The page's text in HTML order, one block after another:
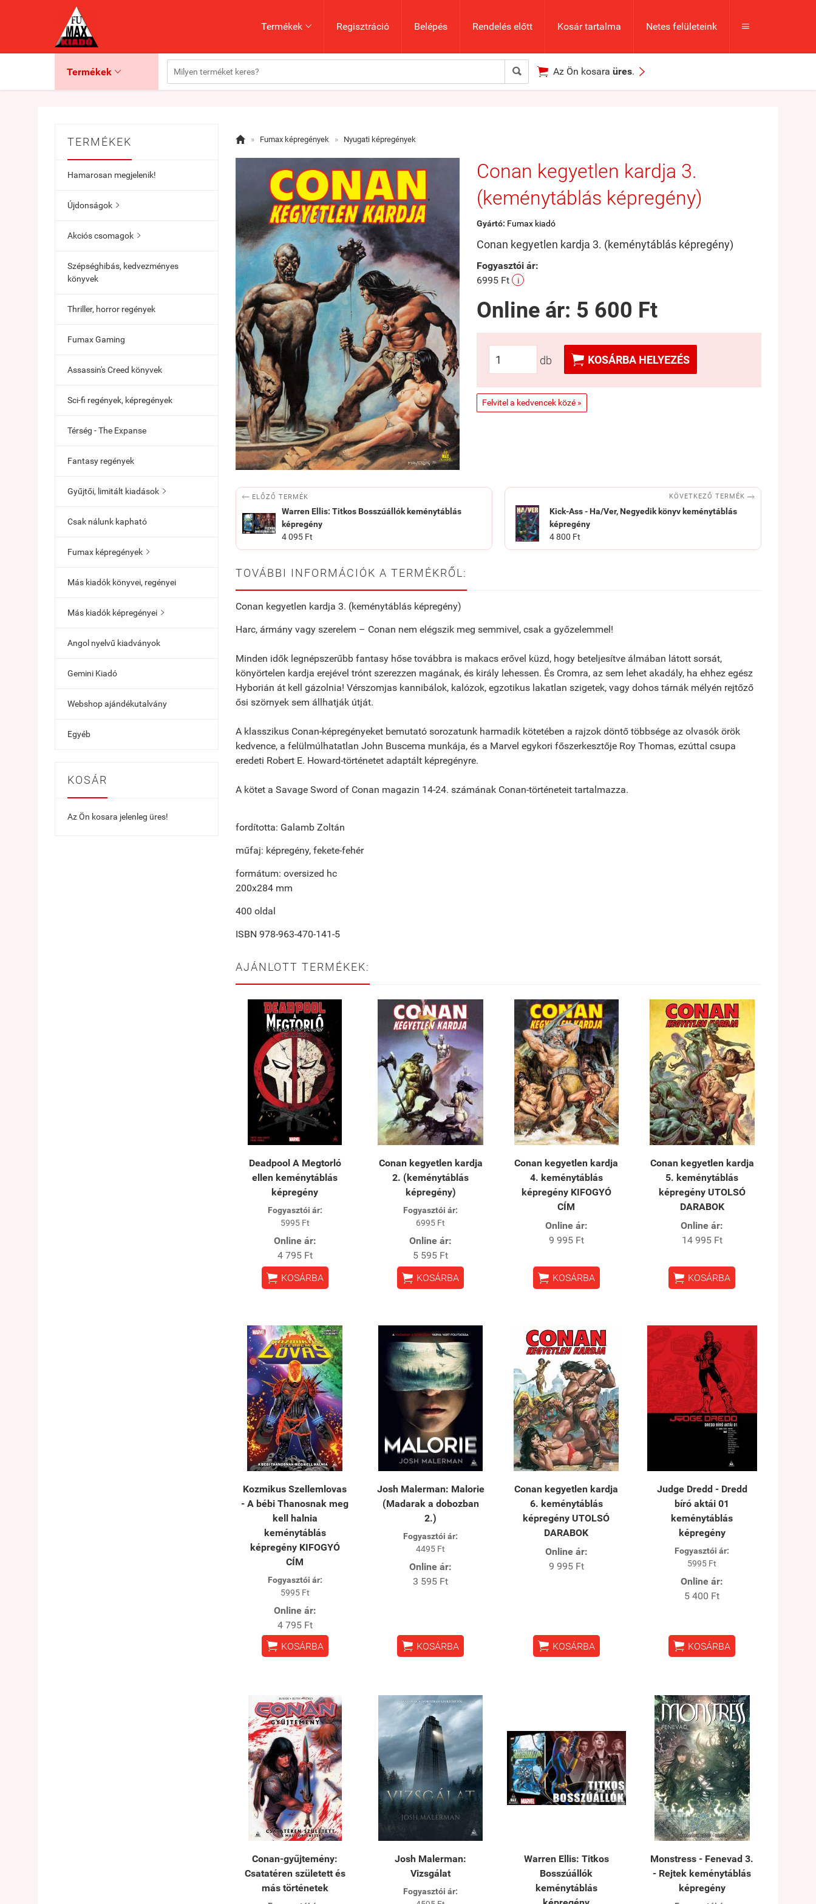
Termékek  Regisztráció Belépés Rendelés előtt Kosár tartalma Netes felületeink 
Termékek    Az Ön kosara üres. 
TERMÉKEK
Hamarosan megjelenik!
Újdonságok 
Akciós csomagok 
Szépséghibás, kedvezményes
könyvek
Thriller, horror regények
Fumax Gaming
Assassin's Creed könyvek
Sci-fi regények, képregények
Térség - The Expanse
Fantasy regények
Gyűjtői, limitált kiadások 
Csak nálunk kapható
Fumax képregények 
Más kiadók könyvei, regényei
Más kiadók képregényei 
Angol nyelvű kiadványok
Gemini Kiadó
Webshop ajándékutalvány
Egyéb
KOSÁR
Az Ön kosara jelenleg üres!
 » Fumax képregények » Nyugati képregények
Conan kegyetlen kardja 3.
(keménytáblás képregény)
Gyártó: Fumax kiadó
Conan kegyetlen kardja 3. (keménytáblás képregény)
Fogyasztói ár:
6995 Ft
i
Online ár: 5 600 Ft
db  KOSÁRBA HELYEZÉS
Felvitel a kedvencek közé »
 ELŐZŐ TERMÉK
Warren Ellis: Titkos Bosszúállók keménytáblás
képregény
4 095 Ft
KÖVETKEZŐ TERMÉK 
Kick-Ass - Ha/Ver, Negyedik könyv keménytáblás
képregény
4 800 Ft
TOVÁBBI INFORMÁCIÓK A TERMÉKRŐL:
Conan kegyetlen kardja 3. (keménytáblás képregény)
Harc, ármány vagy szerelem – Conan nem elégszik meg semmivel, csak a győzelemmel!
Minden idők legnépszerűbb fantasy hőse továbbra is makacs erővel küzd, hogy beteljesítve álmában látott sorsát,
könyörtelen kardja erejével trónt szerezzen magának, és király lehessen. És Cromra, az sem lehet akadály, ha ehhez egész
Hyborián át kell gázolnia! Vérszomjas kannibálok, kalózok, egzotikus lakatlan szigetek, vagy dohos tárnák mélyén rejtőző
ősi szörnyek sem állhatják útját.
A klasszikus Conan-képregényeket bemutató sorozatunk harmadik kötetében a rajzok döntő többsége az olvasók örök
kedvence, a felülmúlhatatlan John Buscema munkája, és a Marvel egykori főszerkesztője Roy Thomas, ezúttal csupa
eredeti Robert E. Howard-történetet adaptált képregényre.
A kötet a Savage Sword of Conan magazin 14-24. számának Conan-történeteit tartalmazza.
fordította: Galamb Zoltán
műfaj: képregény, fekete-fehér
formátum: oversized hc
200x284 mm
400 oldal
ISBN 978-963-470-141-5
AJÁNLOTT TERMÉKEK:
Deadpool A Megtorló
ellen keménytáblás
képregény
Fogyasztói ár:
5995 Ft
Online ár:
4 795 Ft
 KOSÁRBA
Conan kegyetlen kardja
2. (keménytáblás
képregény)
Fogyasztói ár:
6995 Ft
Online ár:
5 595 Ft
 KOSÁRBA
Conan kegyetlen kardja
4. keménytáblás
képregény KIFOGYÓ
CÍM
Online ár:
9 995 Ft
 KOSÁRBA
Conan kegyetlen kardja
5. keménytáblás
képregény UTOLSÓ
DARABOK
Online ár:
14 995 Ft
 KOSÁRBA
Kozmikus Szellemlovas
- A bébi Thanosnak meg
kell halnia
keménytáblás
képregény KIFOGYÓ
CÍM
Fogyasztói ár:
5995 Ft
Online ár:
4 795 Ft
 KOSÁRBA
Josh Malerman: Malorie
(Madarak a dobozban
2.)
Fogyasztói ár:
4495 Ft
Online ár:
3 595 Ft
 KOSÁRBA
Conan kegyetlen kardja
6. keménytáblás
képregény UTOLSÓ
DARABOK
Online ár:
9 995 Ft
 KOSÁRBA
Judge Dredd - Dredd
bíró aktái 01
keménytáblás
képregény
Fogyasztói ár:
5995 Ft
Online ár:
5 400 Ft
 KOSÁRBA
Conan-gyűjtemény:
Csatatéren született és
más történetek
Josh Malerman:
Vizsgálat
Fogyasztói ár:
Warren Ellis: Titkos
Bosszúállók
keménytáblás
Monstress - Fenevad 3.
- Rejtek keménytáblás
képregény